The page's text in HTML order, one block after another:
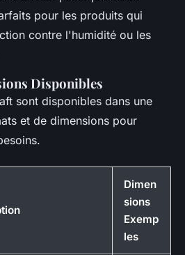
pour les produits qui
contre l'humidité ou les
Disponibles
sont disponibles dans une
et de dimensions pour
Dimen
sions
Exemp
les